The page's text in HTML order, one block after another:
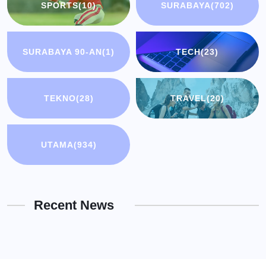
SPORTS(10) SURABAYA(702)
SURABAYA 90-AN(1) TECH(23)
TEKNO(28) TRAVEL(20)
UTAMA(934)
Recent News